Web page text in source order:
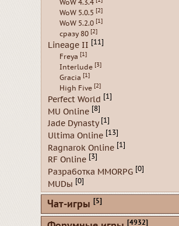
WoW 4.3.4
WoW 5.0.5 [2]
WoW 5.2.0 [1]
сразу 80 [2]
Lineage II [11]
Freya [1]
Interlude [3]
Gracia [1]
High Five [2]
Perfect World [1]
MU Online [8]
Jade Dynasty [1]
Ultima Online [13]
Ragnarok Online [1]
RF Online [3]
Разработка MMORPG [0]
MUDы [0]
Чат-игры [5]
[4932]